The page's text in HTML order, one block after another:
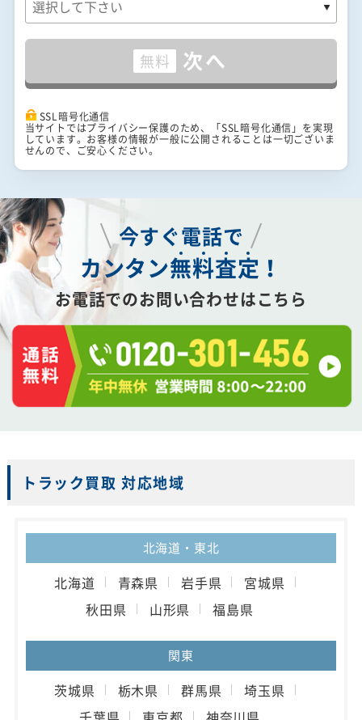
無料 次へ
SSL暗号化通信
当サイトではプライバシー保護のため、「SSL暗号化通信」を実現
しています。お客様の情報が一般に公開されることは一切ございま
せんので、ご安心ください。
今すぐ電話で
カンタン無料査定 ！
お電話でのお問い合わせはこちら
トラック買取 対応地域
北海道・東北
北海道 青森県 岩手県
宮城県
秋田県
山形県 福島県
関東
茨城県 栃木県 群馬県
埼玉県